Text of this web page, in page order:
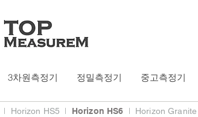
l Horizon HS5 l Horizon HS6 l Horizon Granite
3차원측정기 정밀측정기 중고측정기